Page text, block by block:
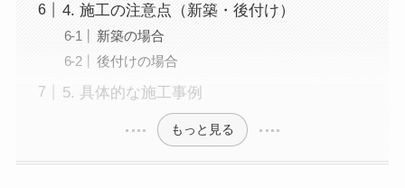
4. 施工の注意点（新築・後付け）
新築の場合
後付けの場合
5. 具体的な施工事例
もっと見る